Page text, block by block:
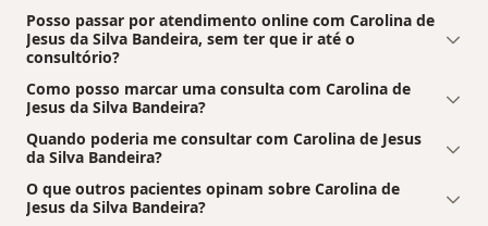
Posso passar por atendimento online com Carolina de
Jesus da Silva Bandeira, sem ter que ir até o
consultório?
Como posso marcar uma consulta com Carolina de
Jesus da Silva Bandeira?
Quando poderia me consultar com Carolina de Jesus
da Silva Bandeira?
O que outros pacientes opinam sobre Carolina de
Jesus da Silva Bandeira?